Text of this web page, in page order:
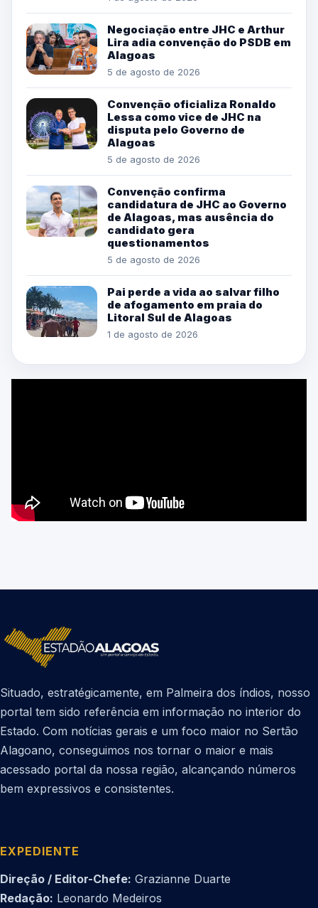
Negociação entre JHC e Arthur
Lira adia convenção do PSDB em
Alagoas
5 de agosto de 2026
Convenção oficializa Ronaldo
Lessa como vice de JHC na
disputa pelo Governo de
Alagoas
5 de agosto de 2026
Convenção confirma
candidatura de JHC ao Governo
de Alagoas, mas ausência do
candidato gera
questionamentos
5 de agosto de 2026
Pai perde a vida ao salvar filho
de afogamento em praia do
Litoral Sul de Alagoas
1 de agosto de 2026
Situado, estratégicamente, em Palmeira dos índios, nosso
portal tem sido referência em informação no interior do
Estado. Com notícias gerais e um foco maior no Sertão
Alagoano, conseguimos nos tornar o maior e mais
acessado portal da nossa região, alcançando números
bem expressivos e consistentes.
EXPEDIENTE
Direção / Editor-Chefe: Grazianne Duarte
Redação: Leonardo Medeiros